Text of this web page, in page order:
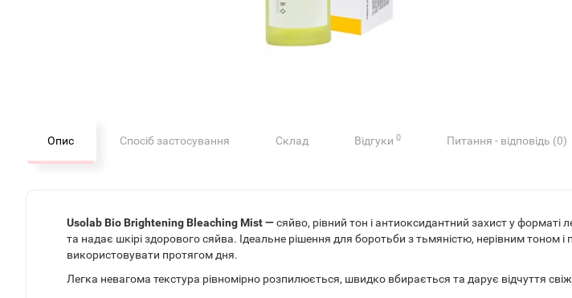
Опис Спосіб застосування Склад Відгуки 0 Питання - відповідь (0)
Usolab Bio Brightening Bleaching Mist —сяйво, рівний тон і антиоксидантний захист у
та надає шкірі здорового сяйва. Ідеальне рішення для боротьби з тьмяністю, нерівним
використовувати протягом дня.
Легка невагома текстура рівномірно розпилюється, швидко вбирається та дарує відчуття